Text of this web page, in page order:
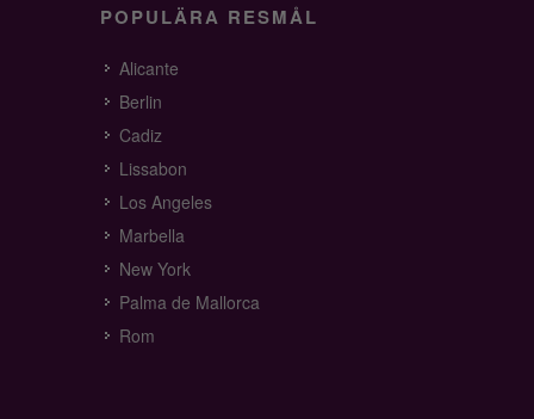
POPULÄRA RESMÅL
Alicante
Berlin
Cadiz
Lissabon
Los Angeles
Marbella
New York
Palma de Mallorca
Rom